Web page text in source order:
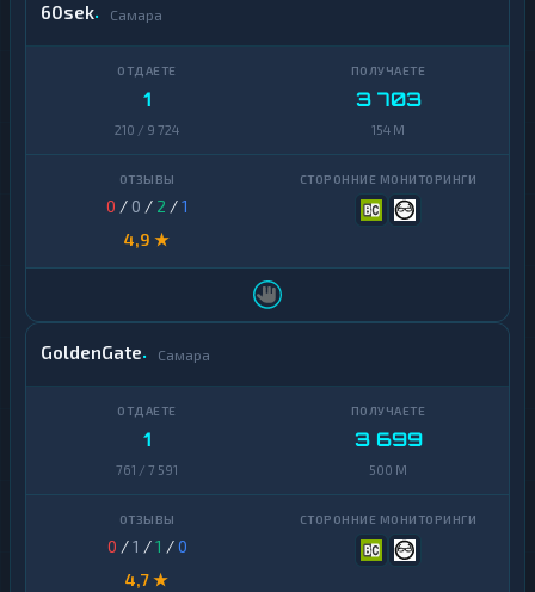
60sek Самара
1
210 / 9 724
3 703
154 M
0 / 0 / 2 /1
4,9 ★
GoldenGate Самара
1
761 / 7 591
3 699
500 M
0 /1 /1 /0
4,7 ★